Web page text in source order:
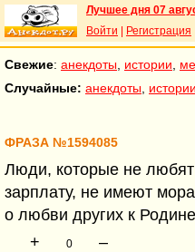
Лучшее дня 07
Войти
Регистрация
Свежие: анекдоты истории
Случайные: анекдоты истории
ФРАЗА №1594085
Люди, которые не любят
зарплату, не имеют
о любви других к
+
0 –